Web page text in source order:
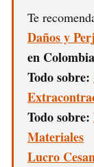
Te
Daños y
en Colombia
Todo sobre:
Todo sobre:
Materiales
Lucro